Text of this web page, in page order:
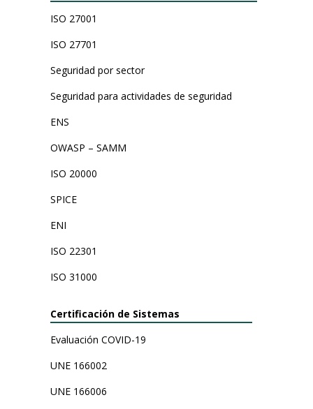
ISO 27001
ISO 27701
Seguridad por sector
Seguridad para actividades de seguridad
ENS
OWASP – SAMM
ISO 20000
SPICE
ENI
ISO 22301
ISO 31000
Certificación de Sistemas
Evaluación COVID-19
UNE 166002
UNE 166006